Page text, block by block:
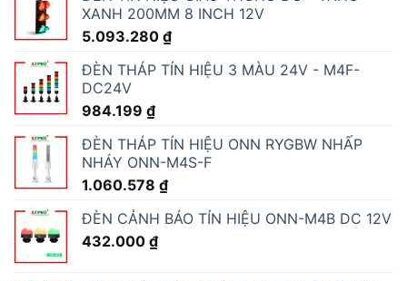
XANH 200MM 8 INCH 12V
5.093.280 ₫
ĐÈN THÁP TÍN HIỆU 3 MÀU 24V - M4F-
DC24V
984.199 ₫
ĐÈN THÁP TÍN HIỆU ONN RYGBW NHẤP
NHÁY ONN-M4S-F
1.060.578 ₫
ĐÈN CẢNH BÁO TÍN HIỆU ONN-M4B DC 12V
432.000 ₫